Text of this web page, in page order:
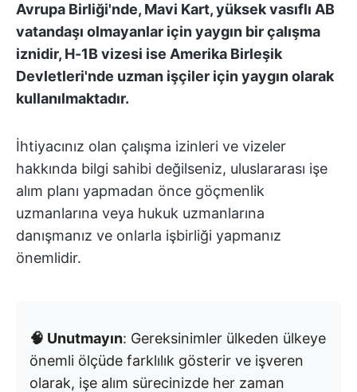
Avrupa Birliği'nde, Mavi Kart, yüksek vasıflı AB
vatandaşı olmayanlar için yaygın bir çalışma
iznidir, H-1B vizesi ise Amerika Birleşik
Devletleri'nde uzman işçiler için yaygın olarak
kullanılmaktadır.
İhtiyacınız olan çalışma izinleri ve vizeler
hakkında bilgi sahibi değilseniz, uluslararası işe
alım planı yapmadan önce göçmenlik
uzmanlarına veya hukuk uzmanlarına
danışmanız ve onlarla işbirliği yapmanız
önemlidir.
🧠 Unutmayın: Gereksinimler ülkeden ülkeye
önemli ölçüde farklılık gösterir ve işveren
olarak, işe alım sürecinizde her zaman